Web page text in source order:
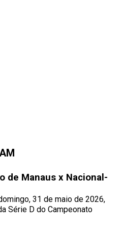
de Manaus x Nacional-
31 de maio de 2026,
Série D do Campeonato